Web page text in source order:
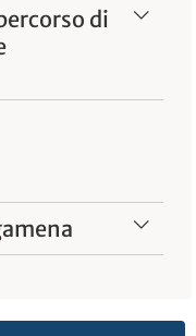
di
pergamena